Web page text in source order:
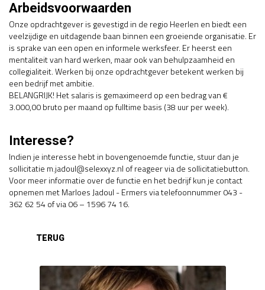
Arbeidsvoorwaarden
Onze opdrachtgever is gevestigd in de regio Heerlen en biedt een
veelzijdige en uitdagende baan binnen een groeiende organisatie. Er
is sprake van een open en informele werksfeer. Er heerst een
mentaliteit van hard werken, maar ook van behulpzaamheid en
collegialiteit. Werken bij onze opdrachtgever betekent werken bij
een bedrijf met ambitie.
BELANGRIJK! Het salaris is gemaximeerd op een bedrag van €
3.000,00 bruto per maand op fulltime basis (38 uur per week).
Interesse?
Indien je interesse hebt in bovengenoemde functie, stuur dan je
sollicitatie m.jadoul@selexxyz.nl of reageer via de sollicitatiebutton.
Voor meer informatie over de functie en het bedrijf kun je contact
opnemen met Marloes Jadoul - Ermers via telefoonnummer 043 -
362 62 54 of via 06 – 1596 74 16.